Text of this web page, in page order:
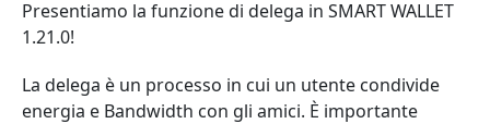
Presentiamo la funzione di delega in SMART WALLET
1.21.0!
La delega è un processo in cui un utente condivide
energia e Bandwidth con gli amici. È importante